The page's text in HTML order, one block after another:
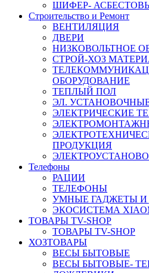
ШИФЕР-
Строительство и Ремонт
ВЕНТИЛЯЦИЯ
ДВЕРИ
НИЗКОВОЛЬТНОЕ
СТРОЙ-ХОЗ
ОБОРУДОВАНИЕ
ТЕПЛЫЙ ПОЛ
ЭЛ.
ЭЛЕКТРИЧЕСКИЕ
ПРОДУКЦИЯ
Телефоны
РАЦИИ
ТЕЛЕФОНЫ
УМНЫЕ ГАДЖЕТЫ
ЭКОСИСТЕМА
ТОВАРЫ TV-SHOP
ТОВАРЫ TV-SHOP
ХОЗТОВАРЫ
ВЕСЫ БЫТОВЫЕ
ВЕСЫ БЫТОВЫЕ-